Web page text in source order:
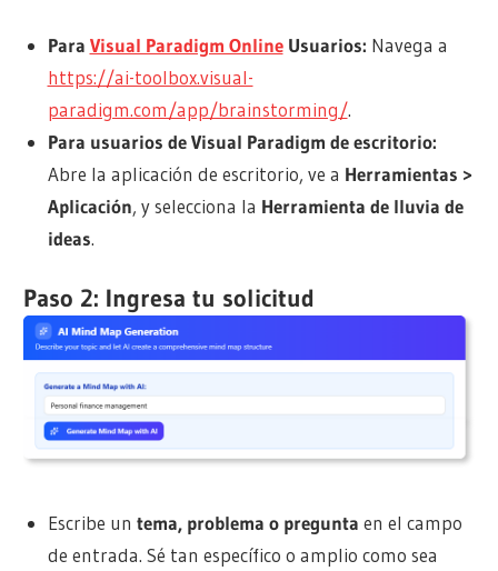
Para Visual Paradigm OnlineUsuarios: Navega a
https://ai-toolbox.visual-
paradigm.com/app/brainstorming/.
Para usuarios de Visual Paradigm de escritorio:
Abre la aplicación de escritorio, ve a Herramientas >
Aplicación, y selecciona la Herramienta de lluvia de
ideas.
Paso 2: Ingresa tu solicitud
Escribe un tema, problema o pregunta en el campo
de entrada. Sé tan específico o amplio como sea